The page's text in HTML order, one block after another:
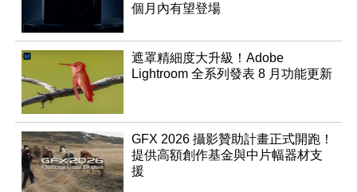
個月內有望登場
遮罩精細度大升級！Adobe
Lightroom 全系列發表 8 月功能更新
GFX 2026 攝影贊助計畫正式開跑！
提供高額創作基金與中片幅器材支
援